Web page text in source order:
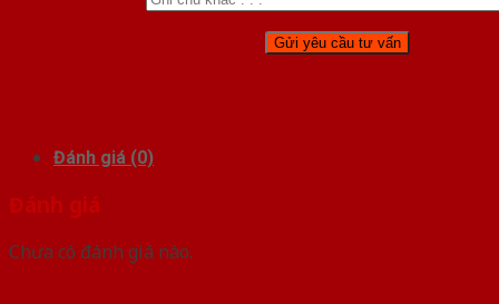
Đánh giá (0)
Đánh giá
Chưa có đánh giá nào.